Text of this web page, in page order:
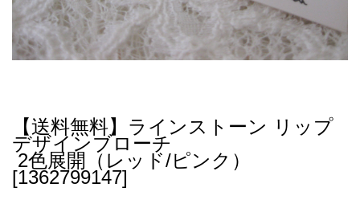
【送料無料】ラインストーン リップ
デザインブローチ
2色展開 （レッド/ピンク）
[1362799147]